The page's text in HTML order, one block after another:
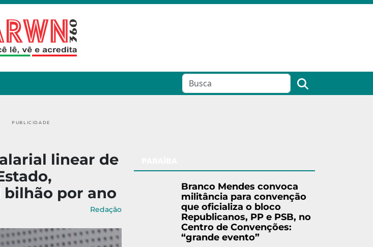
PUBLICIDADE
linear de
bilhão por ano
Redação
Branco Mendes convoca
militância para convenção
que oficializa o bloco
Republicanos, PP e PSB, no
Centro de Convenções:
“grande evento”